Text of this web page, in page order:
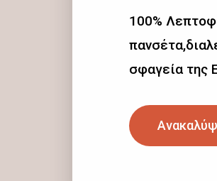
100%
σφαγεία της